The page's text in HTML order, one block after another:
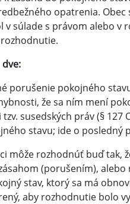
opatrenia. Obec
v súlade s právom alebo v
porušenie pokojného
že sa ním mení
susedských práv (§ 127
stavu; ide o posledný
môže rozhodnúť buď tak,
(porušením),
stav, ktorý sa má
aby rozhodnutie bolo